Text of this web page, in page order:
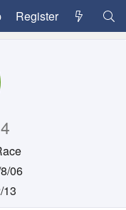
Register
06
13